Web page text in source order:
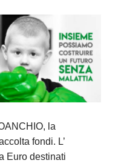
la
fondi. L’
Euro destinati